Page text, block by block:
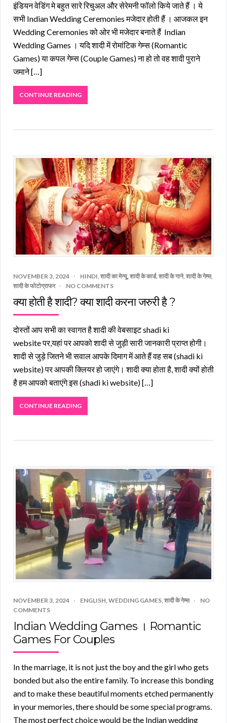
इंडियन वेडिंग मे बहुत सारे रिचुअल और सेरेमनी फॉलो किये जाते हैं । ये
सभी Indian Wedding Ceremonies मजेदार होती हैं । आजकल इन
Wedding Ceremonies को ओर भी मजेदार बनाते हैं Indian
Wedding Games । यदि शादी में रोमांटिक गेम्स (Romantic
Games) या कपल गेम्स (Couple Games) ना हो तो वह शादी पुराने
जमाने […]
CONTINUE READING
NOVEMBER 3, 2024 HINDI शादी का मेन्यू, शादी के कार्ड, शादी के गाने, शादी के गेम्स,
शादी के फोटोग्राफर
NO COMMENTS
क्या होती है शादी? क्या शादी करना जरुरी है ?
दोस्तों आप सभी का स्वागत है शादी की वेबसाइट shadi ki
website पर,यहां पर आपको शादी से जुड़ी सारी जानकारी प्राप्त होगी।
शादी से जुड़े जितने भी सवाल आपके दिमाग में आते हैं वह सब (shadi ki
website) पर आपकी क्लियर हो जाएंगे। शादी क्या होता है, शादी क्यों होती
है हम आपको बताएंगे इस (shadi ki website) […]
CONTINUE READING
NOVEMBER 3, 2024 ENGLISH WEDDING GAMES शादी के गेम्स
NO
COMMENTS
Indian Wedding Games । Romantic
Games For Couples
In the marriage, it is not just the boy and the girl who gets
bonded but also the entire family. To increase this bonding
and to make these beautiful moments etched permanently
in your memories, there should be some special programs.
The most perfect choice would be the Indian wedding